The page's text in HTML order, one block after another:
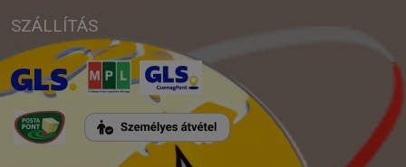
SZÁLLÍTÁS